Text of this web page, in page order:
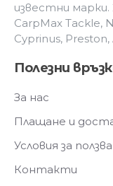
известни
CarpMax Tackle,
Cyprinus,
Полезни
За нас
Плащане и
Условия за
Контакти